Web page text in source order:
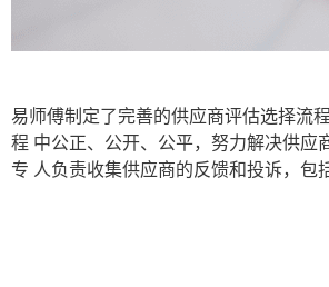
易师傅制定了完善的供应商评估选择流
程 中公正、公开、公平，努力解决供
专 人负责收集供应商的反馈和投诉，